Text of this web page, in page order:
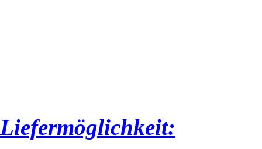
Liefermöglichkeit: